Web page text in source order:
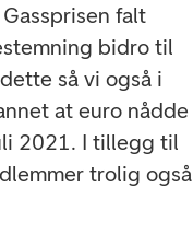
falt
bidro til
så vi også i
at euro nådde
2021. I tillegg til
trolig også